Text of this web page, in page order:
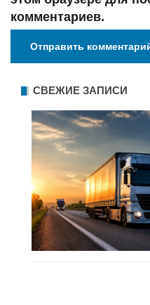
комментариев.
СВЕЖИЕ ЗАПИСИ